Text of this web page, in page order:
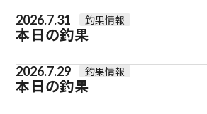
2026.7.31 釣果情報
本日の釣果
2026.7.29 釣果情報
本日の釣果